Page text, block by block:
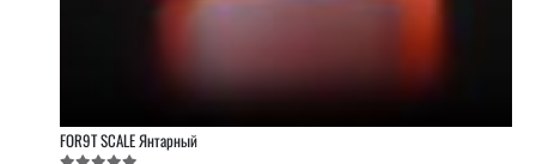
FOR9T SCALE Янтарный